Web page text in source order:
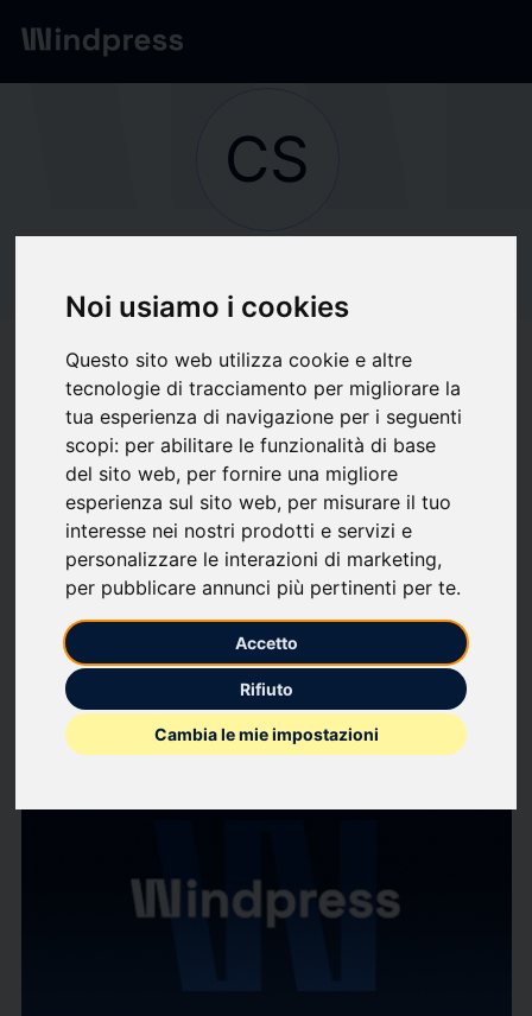
Noi usiamo i cookies
Questo sito web utilizza cookie e altre
tecnologie di tracciamento per migliorare la
tua esperienza di navigazione per i seguenti
scopi: per abilitare le funzionalità di base
del sito web, per fornire una migliore
esperienza sul sito web, per misurare il tuo
interesse nei nostri prodotti e servizi e
personalizzare le interazioni di marketing,
per pubblicare annunci più pertinenti per te.
Accetto
Rifiuto
Cambia le mie impostazioni
Network/Society
CS
CSP
INTERNATIONAL
FASHION GROUP
S.p.A.
favorite Follow updates
What we write about
Finance Investment trustsSaving
Press releases View all press releases